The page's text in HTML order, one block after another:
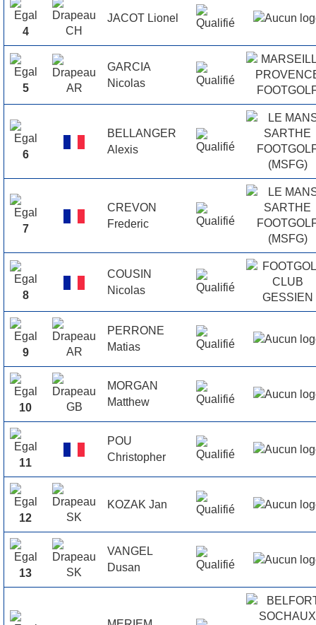
4
JACOT Lionel
5
GARCIA
Nicolas
6
BELLANGER
Alexis
7
CREVON
Frederic
8
COUSIN
Nicolas
9
PERRONE
Matias
10
MORGAN
Matthew
11
POU
Christopher
12
KOZAK Jan
13
VANGEL
Dusan